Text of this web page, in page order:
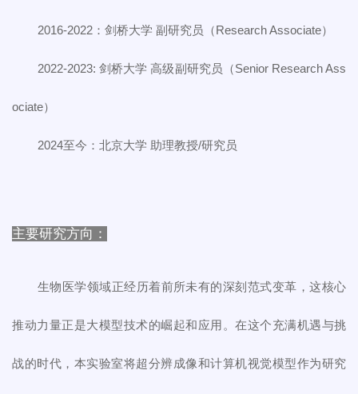
2016-2022：剑桥大学 副研究员（Research Associate）
2022-2023: 剑桥大学 高级副研究员（Senior Research Ass
ociate）
2024至今：北京大学 助理教授/研究员
主要研究方向：
生物医学领域正经历着前所未有的深刻范式变革，这核心
推动力量正是大模型技术的崛起和应用。在这个充满机遇与挑
战的时代，本实验室将超分辨成像和计算机视觉模型作为研究